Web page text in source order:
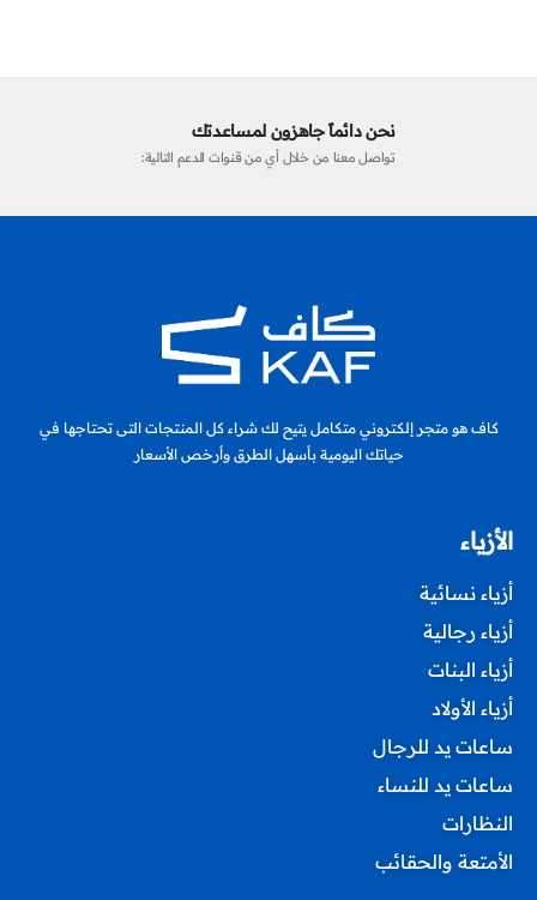
نحن دائماً جاهزون لمساعدتك
تواصل معنا من خلال أي من قنوات الدعم التالية:
كاف هو متجر إلكتروني متكامل يتيح لك شراء كل المنتجات التى تحتاجها في
حياتك اليومية بأسهل الطرق وأرخص الأسعار
الأزياء
أزياء نسائية
أزياء رجالية
أزياء البنات
أزياء الأولاد
ساعات يد للرجال
ساعات يد للنساء
النظارات
الأمتعة والحقائب